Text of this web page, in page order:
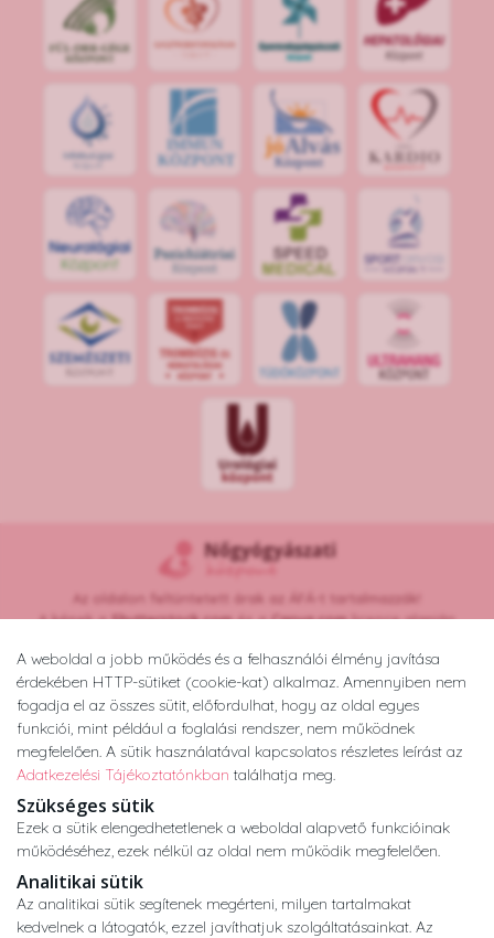
A weboldal a jobb működés és a felhasználói élmény javítása
érdekében HTTP-sütiket (cookie-kat) alkalmaz. Amennyiben nem
fogadja el az összes sütit, előfordulhat, hogy az oldal egyes
funkciói, mint például a foglalási rendszer, nem működnek
megfelelően. A sütik használatával kapcsolatos részletes leírást az
Adatkezelési Tájékoztatónkban találhatja meg.
Szükséges sütik
Ezek a sütik elengedhetetlenek a weboldal alapvető funkcióinak
működéséhez, ezek nélkül az oldal nem működik megfelelően.
Analitikai sütik
Az analitikai sütik segítenek megérteni, milyen tartalmakat
kedvelnek a látogatók, ezzel javíthatjuk szolgáltatásainkat. Az
IMMUN
KÖZPONT
jóAlvás
Központ
SPOR
Az oldalon feltüntetett árak az ÁFÁ-t tartalmazzák!
A képek aShutterstock.comés aCanva.comlicence alapján
Copyright © 2026 •nogyogyaszatikozpont.hu
Minden jog fenntartva.
Developed byAppon&György Nándor
Adatkezelési tájékoztató